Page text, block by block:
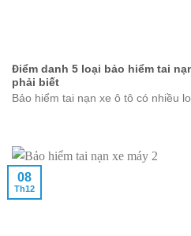
Điểm danh 5 loại bảo hiểm tai
phải biết
Bảo hiểm tai nạn xe ô tô có nhiều
08
Th12